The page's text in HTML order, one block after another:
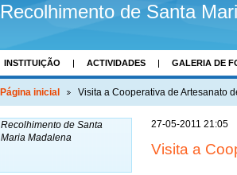
Recolhimento de Santa
INSTITUIÇÃO ACTIVIDADES GALERIA DE
COMENTÁRIOS
Página inicial Visita a Cooperativa de Artesanato
27-05-2011 21:05
Visita a
Recolhimento de Santa
Maria Madalena